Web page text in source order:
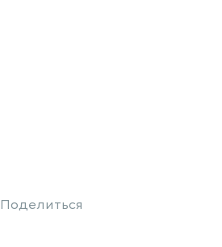
Поделиться